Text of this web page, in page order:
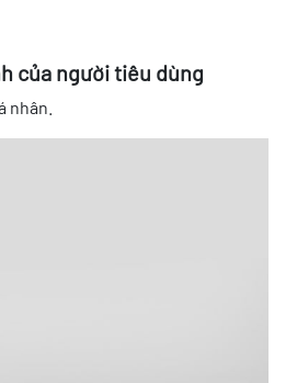
của người tiêu dùng
nhân.